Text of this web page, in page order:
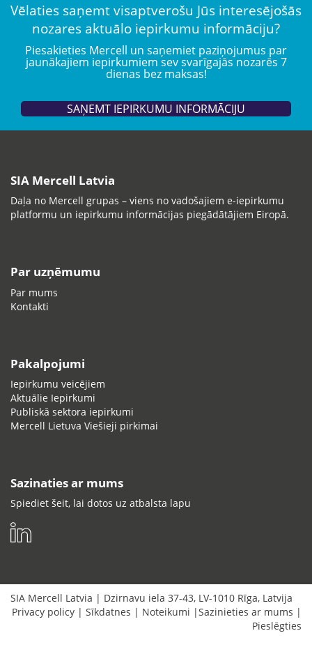
Vēlaties saņemt visaptverošu Jūs interesējošās
nozares aktuālo iepirkumu informāciju?
Piesakieties Mercell un saņemiet paziņojumus par
jaunākajiem iepirkumiem sev svarīgajās nozarēs 7
dienas bez maksas!
SAŅEMT IEPIRKUMU INFORMĀCIJU
SIA Mercell Latvia
Daļa no Mercell grupas – viens no vadošajiem e-iepirkumu
platformu un iepirkumu informācijas piegādātājiem Eiropā.
Par uzņēmumu
Par mums
Kontakti
Pakalpojumi
Iepirkumu veicējiem
Aktuālie Iepirkumi
Publiskā sektora iepirkumi
Mercell Lietuva Viešieji pirkimai
Sazinaties ar mums
Spiediet šeit, lai dotos uz atbalsta lapu
SIA Mercell Latvia | Dzirnavu iela 37-43, LV-1010 Rīga, Latvija
Privacy policy | Sīkdatnes | Noteikumi |Sazinieties ar mums |
Pieslēgties